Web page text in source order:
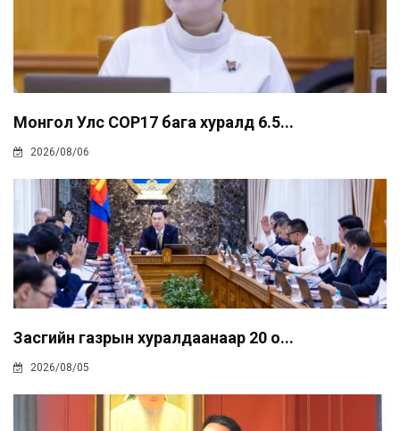
Монгол Улс COP17 бага хуралд 6.5...
2026/08/06
Засгийн газрын хуралдаанаар 20 о...
2026/08/05